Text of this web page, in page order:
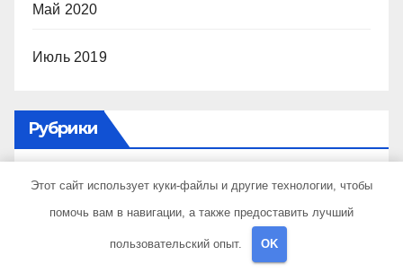
Май 2020
Июль 2019
Рубрики
Uncategorised
Этот сайт использует куки-файлы и другие технологии, чтобы
помочь вам в навигации, а также предоставить лучший
пользовательский опыт. OK